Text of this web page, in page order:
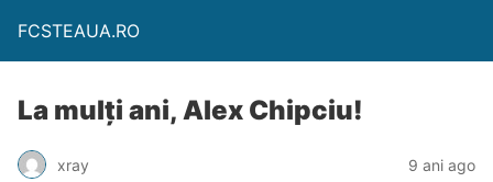
FCSTEAUA.RO
La mulți ani, Alex Chipciu!
xray 9 ani ago